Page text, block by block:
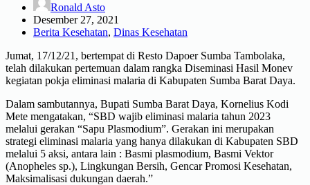
Ronald Asto
Desember 27, 2021
Berita Kesehatan, Dinas Kesehatan
Jumat, 17/12/21, bertempat di Resto Dapoer Sumba Tambolaka,
telah dilakukan pertemuan dalam rangka Diseminasi Hasil Monev
kegiatan pokja eliminasi malaria di Kabupaten Sumba Barat Daya.
Dalam sambutannya, Bupati Sumba Barat Daya, Kornelius Kodi
Mete mengatakan, “SBD wajib eliminasi malaria tahun 2023
melalui gerakan “Sapu Plasmodium”. Gerakan ini merupakan
strategi eliminasi malaria yang hanya dilakukan di Kabupaten SBD
melalui 5 aksi, antara lain : Basmi plasmodium, Basmi Vektor
(Anopheles sp.), Lingkungan Bersih, Gencar Promosi Kesehatan,
Maksimalisasi dukungan daerah.”